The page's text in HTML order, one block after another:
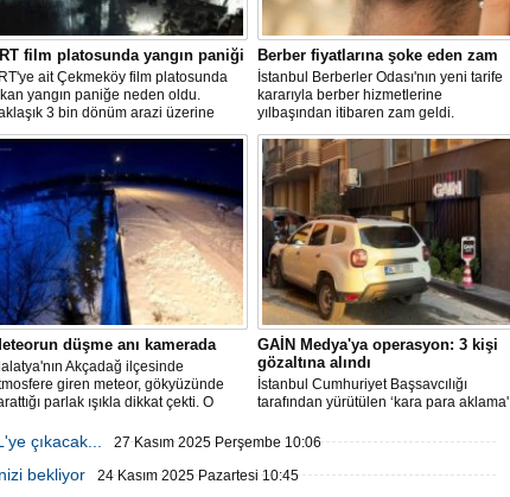
film platosunda yangın paniği
ait Çekmeköy film platosunda
yangın paniğe neden oldu.
3 bin dönüm arazi üzerine
platoda henüz belirlenemeyen
nedenle çıkan yangın sonrası
çok sayıda itfaiye ekibi sevk
Berber fiyatlarına şoke eden zam
İstanbul Berberler Odası'nın yeni tarife
kararıyla berber hizmetlerine
yılbaşından itibaren zam geldi.
düşme anı kamerada
Akçadağ ilçesinde
giren meteor, gökyüzünde
parlak ışıkla dikkat çekti. O
GAİN Medya'ya operasyon: 3 kişi
gözaltına alındı
İstanbul Cumhuriyet Başsavcılığı
tarafından yürütülen ‘kara para aklama'
Medya'ya operasyon düzenlendi.
çıkacak... 27 Kasım 2025 Perşembe 10:06
bekliyor 24 Kasım 2025 Pazartesi 10:45